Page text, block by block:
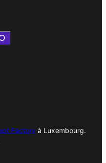
Factoryà Luxembourg.